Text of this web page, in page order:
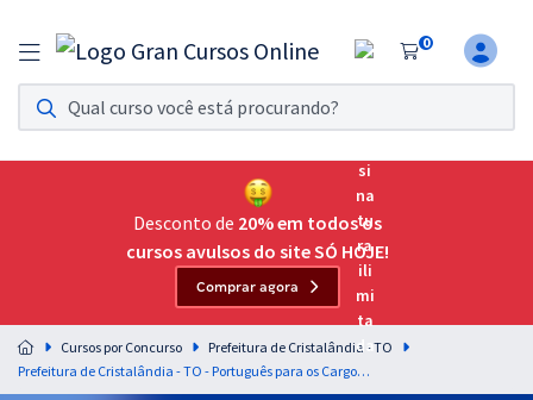
0
Assinatura Ilimitada 11
Acesso a todos os cursos. Teste grátis por 7 dias!
Assinatura OAB Até Passar
Acesso ilimitado a toda preparação para o Exame da
Residências Multiprofissionais
Preparação completa e intensiva para as principais
residências em saúde do Brasil
Desconto de 20% em todos os
cursos avulsos do site SÓ HOJE!
Comprar agora
Cursos por Concurso
Prefeitura de Cristalândia - TO
Prefeitura de Cristalândia - TO - Português para os Cargos de Nível Médio com o Professor Lucas Lemos (Pós-Edital)